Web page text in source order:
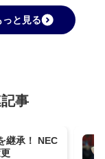
と見る
事
！ NEC